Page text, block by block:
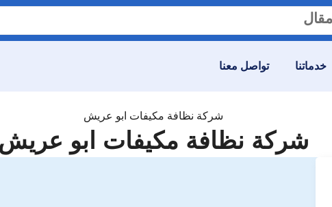
خدماتنا تواصل معنا
شركة نظافة مكيفات ابو عريش
شركة نظافة مكيفات ابو